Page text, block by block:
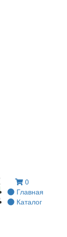
0
Главная
Каталог